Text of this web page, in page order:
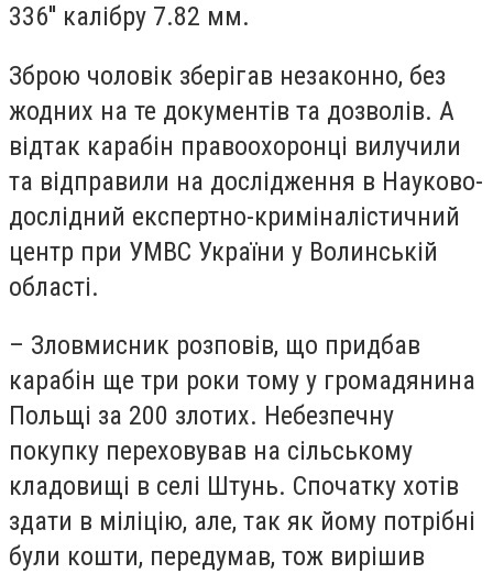
336'' калiбру 7.82 мм.
Зброю чоловік зберігав незаконно, без
жодних на те документів та дозволів. А
відтак карабін правоохоронці вилучили
та відправили на дослідження в Науково-
дослідний експертно-криміналістичний
центр при УМВС України у Волинській
області.
– Зловмисник розповів, що придбав
карабін ще три роки тому у громадянина
Польщі за 200 злотих. Небезпечну
покупку переховував на сільському
кладовищі в селі Штунь. Спочатку хотів
здати в міліцію, але, так як йому потрібні
були кошти, передумав, тож вирішив